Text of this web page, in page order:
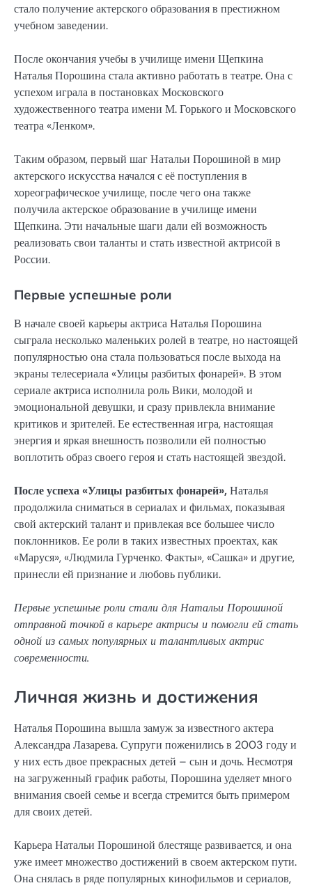
стало получение актерского образования в престижном
учебном заведении.
После окончания учебы в училище имени Щепкина
Наталья Порошина стала активно работать в театре. Она с
успехом играла в постановках Московского
художественного театра имени М. Горького и Московского
театра «Ленком».
Таким образом, первый шаг Натальи Порошиной в мир
актерского искусства начался с её поступления в
хореографическое училище, после чего она также
получила актерское образование в училище имени
Щепкина. Эти начальные шаги дали ей возможность
реализовать свои таланты и стать известной актрисой в
России.
Первые успешные роли
В начале своей карьеры актриса Наталья Порошина
сыграла несколько маленьких ролей в театре, но настоящей
популярностью она стала пользоваться после выхода на
экраны телесериала «Улицы разбитых фонарей». В этом
сериале актриса исполнила роль Вики, молодой и
эмоциональной девушки, и сразу привлекла внимание
критиков и зрителей. Ее естественная игра, настоящая
энергия и яркая внешность позволили ей полностью
воплотить образ своего героя и стать настоящей звездой.
После успеха «Улицы разбитых фонарей»,Наталья
продолжила сниматься в сериалах и фильмах, показывая
свой актерский талант и привлекая все большее число
поклонников. Ее роли в таких известных проектах, как
«Маруся», «Людмила Гурченко. Факты», «Сашка» и другие,
принесли ей признание и любовь публики.
Первые успешные роли стали для Натальи Порошиной
отправной точкой в карьере актрисы и помогли ей стать
одной из самых популярных и талантливых актрис
современности.
Личная жизнь и достижения
Наталья Порошина вышла замуж за известного актера
Александра Лазарева. Супруги поженились в 2003 году и
у них есть двое прекрасных детей – сын и дочь. Несмотря
на загруженный график работы, Порошина уделяет много
внимания своей семье и всегда стремится быть примером
для своих детей.
Карьера Натальи Порошиной блестяще развивается, и она
уже имеет множество достижений в своем актерском пути.
Она снялась в ряде популярных кинофильмов и сериалов,